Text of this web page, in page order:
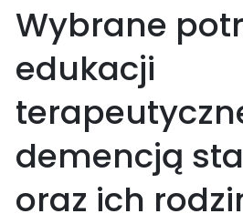
Wybrane
edukacji
demencją
oraz ich